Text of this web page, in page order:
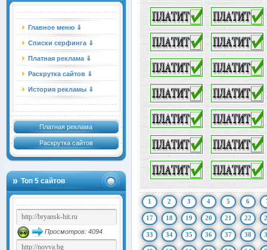
Главное меню ⇓
Списки серфинга ⇓
Платная реклама ⇓
Раскрутка сайтов ⇓
История рекламы ⇓
Платная реклама
Раскрутка сайтов
Топ 5 сайтов
Просмотров: 4094
1 2 3 4 5 6
17 18 19 20 21 22
33 34 35 36 37 38